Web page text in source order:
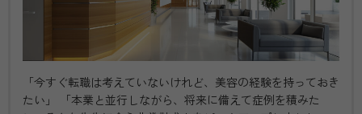
「今すぐ転職は考えていないけれど、美容の経験を持っておき
たい」 「本業と並行しながら、将来に備えて症例を積みた